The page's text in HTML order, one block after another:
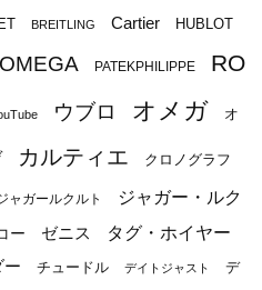
BREITLING Cartier HUBLOT
OMEGA PATEKPHILIPPE
RO
ウブロ オメガ オ
カルティエ クロノグラフ
ャガールクルト
ジャガー・ルク
ー ゼニス タグ・ホイヤー
ー チュードル デイトジャスト デ